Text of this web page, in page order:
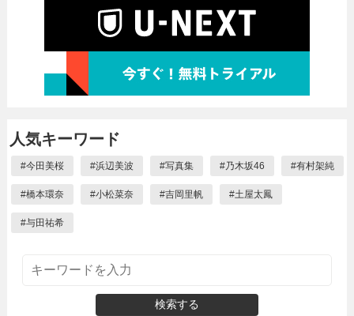
人気キーワード
#今田美桜 #浜辺美波 #写真集 #乃木坂46 #有村架純
#橋本環奈 #小松菜奈 #吉岡里帆 #土屋太鳳
#与田祐希
検索する